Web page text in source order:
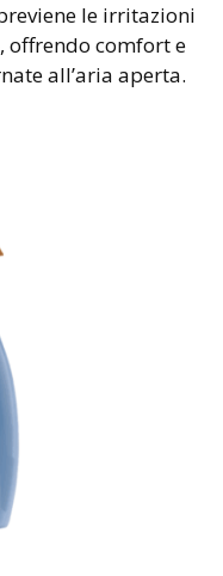
le irritazioni
offrendo comfort e
all’aria aperta.